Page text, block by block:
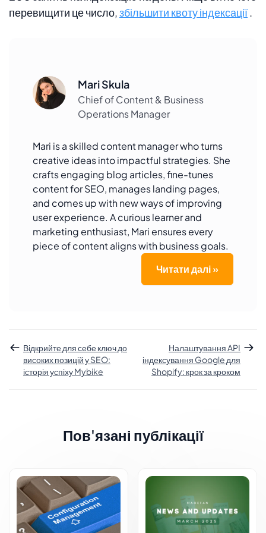
перевищити це число,збільшити квоту індексації.
Mari Skula
Chief of Content & Business
Operations Manager
Mari is a skilled content manager who turns
creative ideas into impactful strategies. She
crafts engaging blog articles, fine-tunes
content for SEO, manages landing pages,
and comes up with new ways of improving
user experience. A curious learner and
marketing enthusiast, Mari ensures every
piece of content aligns with business goals.
Читати далі »
Відкрийте для себе ключ до
високих позицій у SEO:
історія успіху Mybike
Налаштування API
індексування Google для
Shopify: крок за кроком
Пов'язані публікації